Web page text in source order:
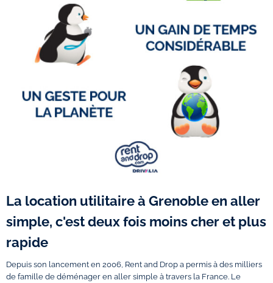
La location utilitaire à Grenoble en aller
simple, c'est deux fois moins cher et plus
rapide
Depuis son lancement en 2006, Rent and Drop a permis à des milliers
de famille de déménager en aller simple à travers la France. Le